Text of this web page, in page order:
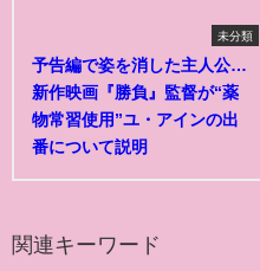
未分類
予告編で姿を消した主人公…
新作映画『勝負』監督が“薬
物常習使用”ユ・アインの出
番について説明
関連キーワード